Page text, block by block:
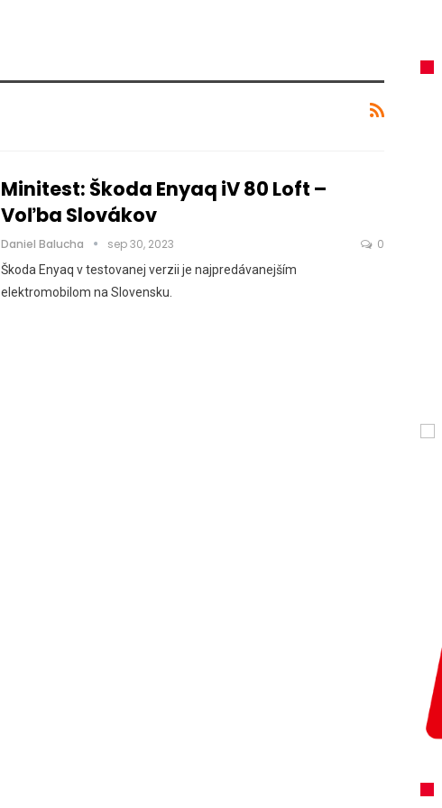
Minitest: Škoda Enyaq iV 80 Loft –
Voľba Slovákov
Daniel Balucha sep 30, 2023 0
Škoda Enyaq v testovanej verzii je najpredávanejším
elektromobilom na Slovensku.